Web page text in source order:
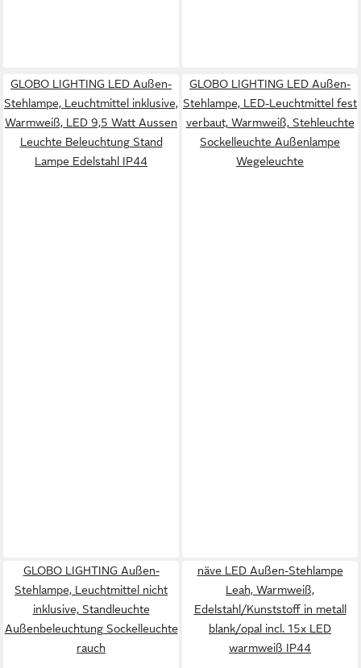
GLOBO LIGHTING LED Außen-
Stehlampe, Leuchtmittel inklusive,
Warmweiß, LED 9,5 Watt Aussen
Leuchte Beleuchtung Stand
Lampe Edelstahl IP44
GLOBO LIGHTING LED Außen-
Stehlampe, LED-Leuchtmittel fest
verbaut, Warmweiß, Stehleuchte
Sockelleuchte Außenlampe
Wegeleuchte
GLOBO LIGHTING Außen-
Stehlampe, Leuchtmittel nicht
inklusive, Standleuchte
Außenbeleuchtung Sockelleuchte
rauch
näve LED Außen-Stehlampe
Leah, Warmweiß,
Edelstahl/Kunststoff in metall
blank/opal incl. 15x LED
warmweiß IP44